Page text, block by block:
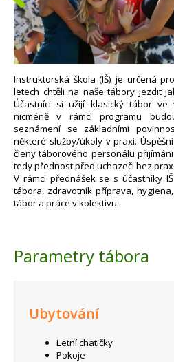
Instruktorská škola (IŠ) je určená
letech chtěli na naše tábory jezdit
Účastníci si užijí klasický tábor
nicméně v rámci programu
seznámení se základními
některé služby/úkoly v praxi.
členy táborového personálu
tedy přednost před uchazeči bez
V rámci přednášek se s účastníky
tábora, zdravotník příprava,
tábor a práce v kolektivu.
Parametry tábora
Ubytování
Letní chatičky
Pokoje